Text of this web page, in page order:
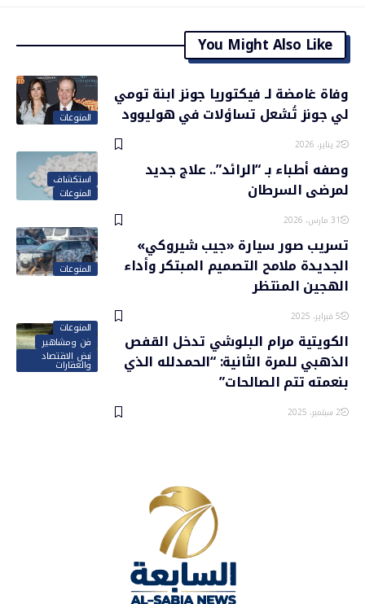
You Might Also Like
المنوعات
وفاة غامضة لـ فيكتوريا جونز ابنة تومي
لي جونز تُشعل تساؤلات في هوليوود
2 يناير، 2026
استكشاف
المنوعات
وصفه أطباء بـ “الرائد”.. علاج جديد
لمرضى السرطان
31 مارس، 2026
المنوعات
تسريب صور سيارة «جيب شيروكي»
الجديدة ملامح التصميم المبتكر وأداء
الهجين المنتظر
5 فبراير، 2025
المنوعات
فن ومشاهير
نبض الاقتصاد
والعقارات
الكويتية مرام البلوشي تدخل القفص
الذهبي للمرة الثانية: “الحمدلله الذي
بنعمته تتم الصالحات”
2 سبتمبر، 2025